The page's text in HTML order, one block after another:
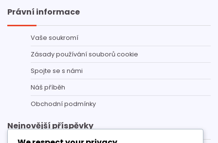
Právní informace
Vaše soukromí
Zásady používání souborů cookie
Spojte se s námi
Náš příběh
Obchodní podmínky
Nejnovější příspěvky